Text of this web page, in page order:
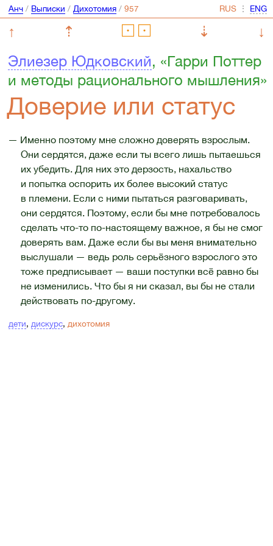
Анч/ Выписки / Дихотомия/ ⋮
↑ ⇡ ⇣
↓
Элиезер Юдковский, «Гарри Поттер
и методы рационального мышления»
Доверие или статус
— Именно поэтому мне сложно доверять взрослым.
Они сердятся, даже если ты всего лишь пытаешься
их убедить. Для них это дерзость, нахальство
и попытка оспорить их более высокий статус
в племени. Если с ними пытаться разговаривать,
они сердятся. Поэтому, если бы мне потребовалось
сделать что-то по-настоящему важное, я бы не смог
доверять вам. Даже если бы вы меня внимательно
выслушали — ведь роль серьёзного взрослого это
тоже предписывает — ваши поступки всё равно бы
не изменились. Что бы я ни сказал, вы бы не стали
действовать по-другому.
дети, дискурс, дихотомия